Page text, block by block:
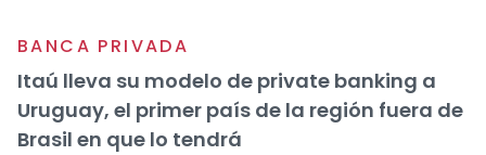
BANCA PRIVADA
Itaú lleva su modelo de private banking a
Uruguay, el primer país de la región fuera de
Brasil en que lo tendrá